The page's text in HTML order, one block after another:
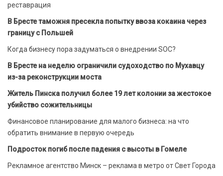
реставрация
В Бресте таможня пресекла попытку ввоза кокаина через
границу с Польшей
Когда бизнесу пора задуматься о внедрении SOC?
В Бресте на неделю ограничили судоходство по Мухавцу
из-за реконструкции моста
Житель Пинска получил более 19 лет колонии за жестокое
убийство сожительницы
Финансовое планирование для малого бизнеса: на что
обратить внимание в первую очередь
Подросток погиб после падения с высоты в Гомеле
Рекламное агентство Минск – реклама в метро от Свет Города